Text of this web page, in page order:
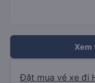
Xem
Đặt mua vé xe đi